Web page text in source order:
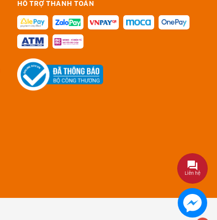
HỖ TRỢ THANH TOÁN
Liên hệ